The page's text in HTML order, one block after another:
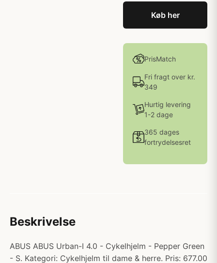
Køb her
PrisMatch
Fri fragt over kr.
349
Hurtig levering
1-2 dage
365 dages
fortrydelsesret
Beskrivelse
ABUS ABUS Urban-I 4.0 - Cykelhjelm - Pepper Green
- S. Kategori: Cykelhjelm til dame & herre. Pris: 677.00